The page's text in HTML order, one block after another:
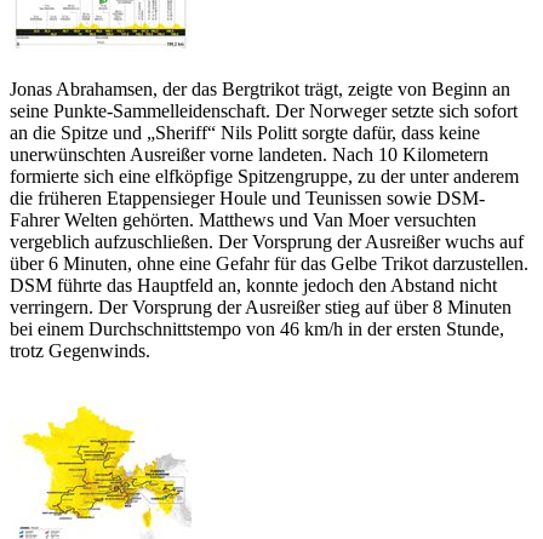
Jonas Abrahamsen, der das Bergtrikot trägt, zeigte von Beginn an
seine Punkte-Sammelleidenschaft. Der Norweger setzte sich sofort
an die Spitze und „Sheriff“ Nils Politt sorgte dafür, dass keine
unerwünschten Ausreißer vorne landeten. Nach 10 Kilometern
formierte sich eine elfköpfige Spitzengruppe, zu der unter anderem
die früheren Etappensieger Houle und Teunissen sowie DSM-
Fahrer Welten gehörten. Matthews und Van Moer versuchten
vergeblich aufzuschließen. Der Vorsprung der Ausreißer wuchs auf
über 6 Minuten, ohne eine Gefahr für das Gelbe Trikot darzustellen.
DSM führte das Hauptfeld an, konnte jedoch den Abstand nicht
verringern. Der Vorsprung der Ausreißer stieg auf über 8 Minuten
bei einem Durchschnittstempo von 46 km/h in der ersten Stunde,
trotz Gegenwinds.